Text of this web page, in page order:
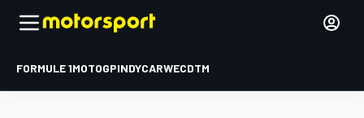
FORMULE 1MOTOGPINDYCARWECDTM